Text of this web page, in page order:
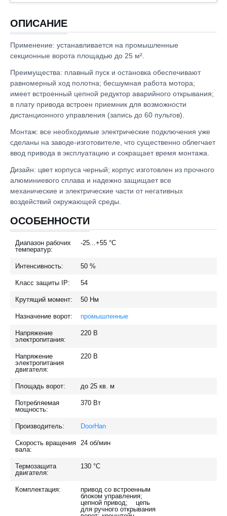
ОПИСАНИЕ
Применение: устанавливается на промышленные
секционные ворота площадью до 25 м².
Преимущества: плавный пуск и остановка обеспечивают
равномерный ход полотна; бесшумная работа мотора;
имеет встроенный цепной редуктор аварийного открывания;
в плату привода встроен приемник для возможности
дистанционного управления (запись до 60 пультов).
Монтаж: все необходимые электрические подключения уже
сделаны на заводе-изготовителе, что существенно облегчает
ввод привода в эксплуатацию и сокращает время монтажа.
Дизайн: цвет корпуса черный; корпус изготовлен из прочного
алюминиевого сплава и надежно защищает все
механические и электрические части от негативных
воздействий окружающей среды.
ОСОБЕННОСТИ
Диапазон рабочих
температур:
-25...+55 °C
Интенсивность: 50 %
Класс защиты IP: 54
Крутящий момент: 50 Нм
Назначение ворот: промышленные
Напряжение
электропитания:
220 В
Напряжение
электропитания
двигателя:
220 В
Площадь ворот: до 25 кв. м
Потребляемая
мощность:
370 Вт
Производитель: DoorHan
Скорость вращения
вала:
24 об/мин
Термозащита
двигателя:
130 °C
Комплектация:
привод со встроенным
блоком управления;
цепной привод; цепь
для ручного открывания